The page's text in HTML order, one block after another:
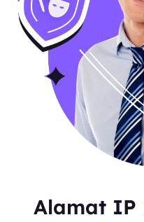
Alamat IP